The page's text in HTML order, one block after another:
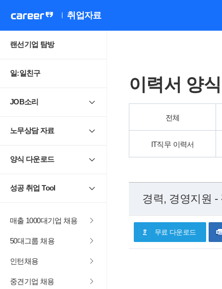
취업자료
랜선기업 탐방
일:일친구
JOB소리
노무상담 자료
양식 다운로드
성공 취업 Tool
매출 1000대기업 채용
50대그룹 채용
인턴채용
중견기업 채용
이력서 양
전체
IT직무 이력서
경력, 경영지원 -
무료 다운로드